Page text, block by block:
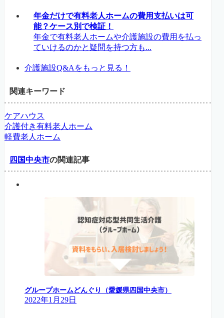
年金だけで有料老人ホームの費用支払いは可
能？ケース別で検証！
年金で有料老人ホームや介護施設の費用を払っ
ていけるのかと疑問を持つ方も...
介護施設Q&Aをもっと見る！
関連キーワード
ケアハウス
介護付き有料老人ホーム
軽費老人ホーム
四国中央市の関連記事
グループホームどんぐり（愛媛県四国中央市）
2022年1月29日